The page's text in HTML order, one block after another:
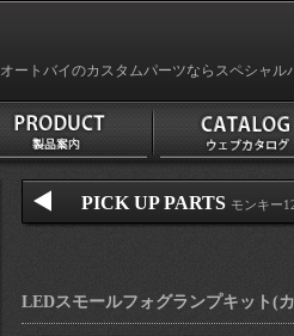
オートバイのカスタムパーツならスペシャル
PICK UP PARTS モンキー
LEDスモールフォグランプキット(